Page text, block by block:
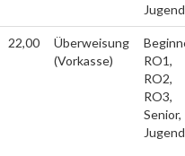
Jugend
22,00
Überweisung
(Vorkasse)
RO1,
RO2,
RO3,
Senior,
Jugend